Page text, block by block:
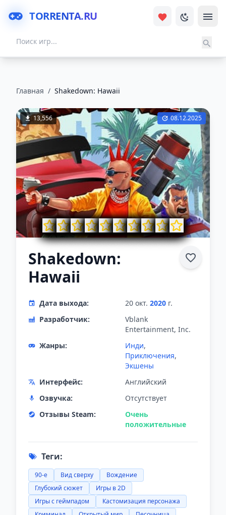
TORRENTA.RU
Главная / Shakedown: Hawaii
13,556 08.12.2025
Shakedown:
Hawaii
Дата выхода: 20 окт. 2020 г.
Разработчик:
Vblank
Entertainment, Inc.
Жанры:
Инди,
Приключения,
Экшены
Интерфейс:
Английский
Озвучка:
Отсутствует
Отзывы Steam:
Очень
положительные
Теги:
90-е Вид сверху
Вождение
Глубокий сюжет
Игры в 2D
Игры с геймпадом
Кастомизация персонажа